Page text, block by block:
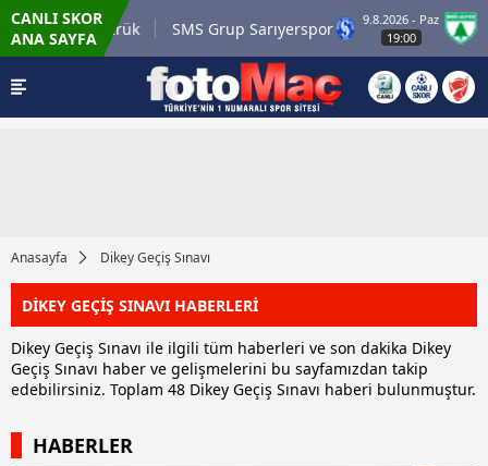
CANLI SKOR
ANA SAYFA
Karagümrük SMS Grup Sarıyerspor
9.8.2026 - Paz
19:00
Anasayfa Dikey Geçiş Sınavı
DİKEY GEÇİŞ SINAVI HABERLERİ
Dikey Geçiş Sınavı ile ilgili tüm haberleri ve son dakika Dikey
Geçiş Sınavı haber ve gelişmelerini bu sayfamızdan takip
edebilirsiniz. Toplam 48 Dikey Geçiş Sınavı haberi bulunmuştur.
HABERLER